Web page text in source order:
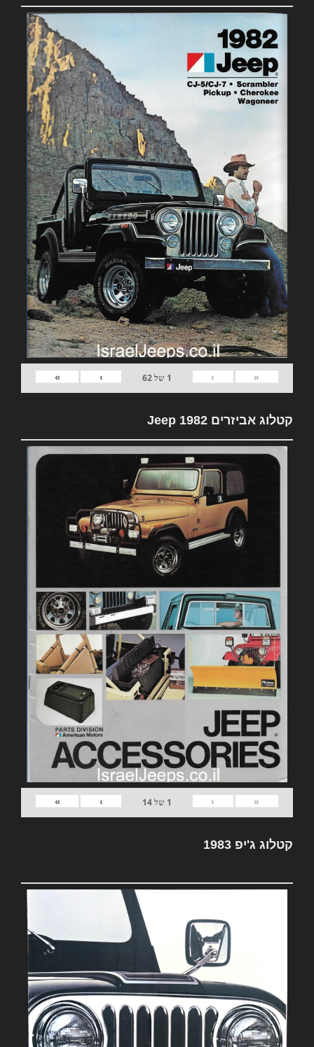
«
‹
1 של62
›
»
קטלוג אביזרים 1982 Jeep
«
‹
1 של14
›
»
קטלוג ג'יפ 1983